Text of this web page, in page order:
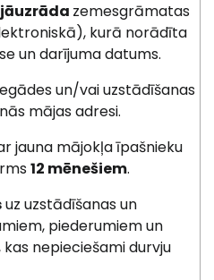
jāuzrāda zemesgrāmatas
, kurā norādīta
un darījuma datums.
un/vai uzstādīšanas
mājas adresi.
jauna mājokļa īpašnieku
12 mēnešiem.
uz uzstādīšanas un
piederumiem un
nepieciešami durvju